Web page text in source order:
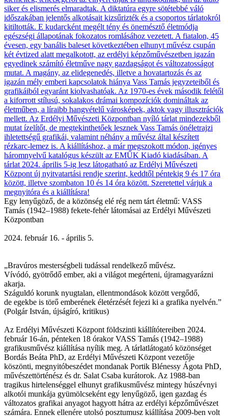
Egy lenyűgöző, de a közönség elé rég nem tárt életmű: VASS
Tamás (1942–1988) fekete-fehér látomásai az Erdélyi Művészeti
Központban
2024. február 16. - április 5.
„Bravúros mesterségbeli tudással rendelkező művész.
Vívódó, gyötrődő ember, aki a világot megérteni, újramagyarázni
akarja.
Száguldó korunk nyugtalan, ellentmondások között vergődő,
de egekbe is törő emberének életérzését fejezi ki a grafika nyelvén.”
(Polgár István, újságíró, kritikus)
Az Erdélyi Művészeti Központ földszinti kiállítótereiben 2024.
február 16-án, pénteken 18 órakor VASS Tamás (1942–1988)
grafikusművész kiállítása nyílik meg. A tárlatlátogató közönséget
Bordás Beáta PhD, az Erdélyi Művészeti Központ vezetője
köszönti, megnyitóbeszédet mondanak Portik Blénessy Ágota PhD,
művészettörténész és dr. Salat Csaba kurátorok. Az 1988-ban
tragikus hirtelenséggel elhunyt grafikusművész mintegy húszévnyi
alkotói munkája gyümölcseként egy lenyűgöző, igen gazdag és
változatos grafikai anyagot hagyott hátra az erdélyi képzőművészet
számára. Ennek ellenére utolsó posztumusz kiállítása 2009-ben volt